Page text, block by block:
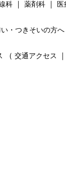
科 薬剤科
・つきそいの方へ
（ 交通アクセス